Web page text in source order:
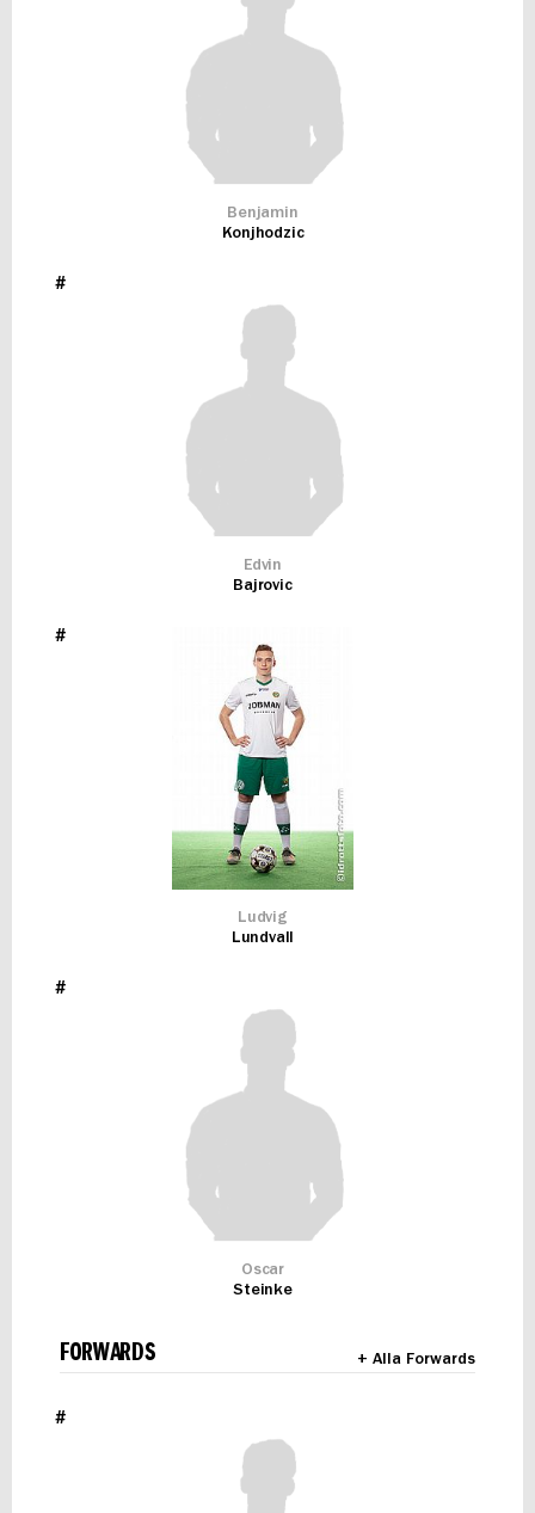
Benjamin
Konjhodzic
#
Edvin
Bajrovic
#
Ludvig
Lundvall
#
Oscar
Steinke
FORWARDS + Alla Forwards
#